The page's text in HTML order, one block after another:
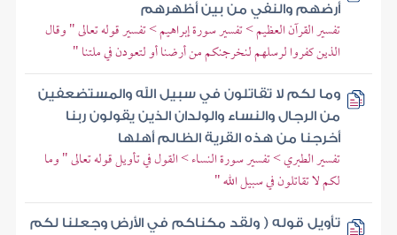
أرضهم والنفي من بين أظهرهم
تفسير القرآن العظيم > تفسير سورة إبراهيم > تفسير قوله تعالى " وقال
الذين كفروا لرسلهم لنخرجنكم من أرضنا أو لتعودن في ملتنا "
وما لكم لا تقاتلون في سبيل الله والمستضعفين
من الرجال والنساء والولدان الذين يقولون ربنا
أخرجنا من هذه القرية الظالم أهلها
تفسير الطبري > تفسير سورة النساء > القول في تأويل قوله تعالى " وما
لكم لا تقاتلون في سبيل الله "
تأويل قوله ( ولقد مكناكم في الأرض وجعلنا لكم